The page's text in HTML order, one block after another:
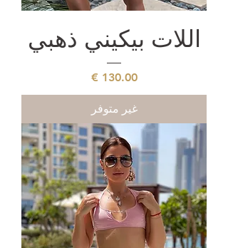
اللات بيكيني ذهبي
السعر‏130.00 €
غير متوفر